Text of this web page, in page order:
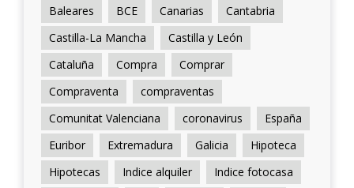
Baleares
BCE Canarias
Cantabria
Castilla-La Mancha
Castilla y León
Cataluña
Compra
Comprar
Compraventa
compraventas
Comunitat Valenciana
coronavirus
España
Euribor
Extremadura Galicia
Hipoteca
Hipotecas
Indice alquiler
Indice fotocasa